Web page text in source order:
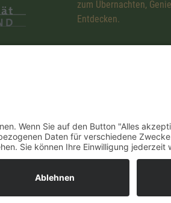
zum Übernachten,
Entdecken.
Impressum Datenschutzerklärung